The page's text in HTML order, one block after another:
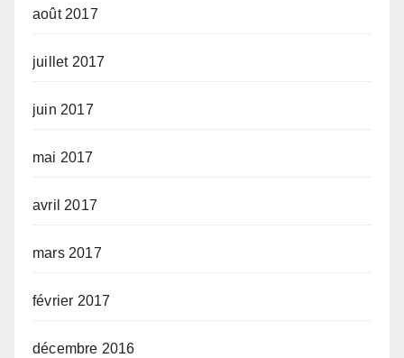
août 2017
juillet 2017
juin 2017
mai 2017
avril 2017
mars 2017
février 2017
décembre 2016